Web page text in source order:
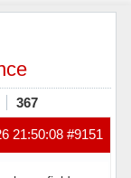
367
#9151
21:50:08